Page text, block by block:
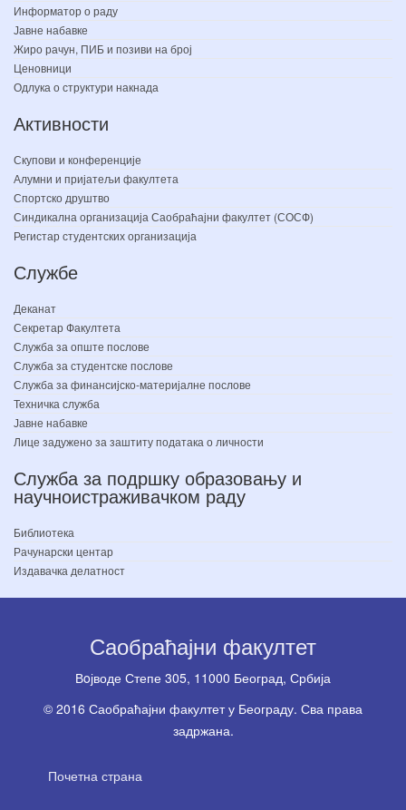
Информатор о раду
Јавне набавке
Жиро рачун, ПИБ и позиви на број
Ценовници
Одлука о структури накнада
Активности
Скупови и конференције
Алумни и пријатељи факултета
Спортско друштво
Синдикална организација Саобраћајни факултет (СОСФ)
Регистар студентских организација
Службе
Деканат
Секретар Факултета
Служба за опште послове
Служба за студентске послове
Служба за финансијско-материјалне послове
Техничка служба
Јавне набавке
Лице задужено за заштиту података о личности
Служба за подршку образовању и
научноистраживачком раду
Библиотека
Рачунарски центар
Издавачка делатност
Саобраћајни факултет
Вoјводе Степе 305, 11000 Београд, Србија
© 2016 Саобраћајни факултет у Београду. Сва права
задржана.
Почетна страна